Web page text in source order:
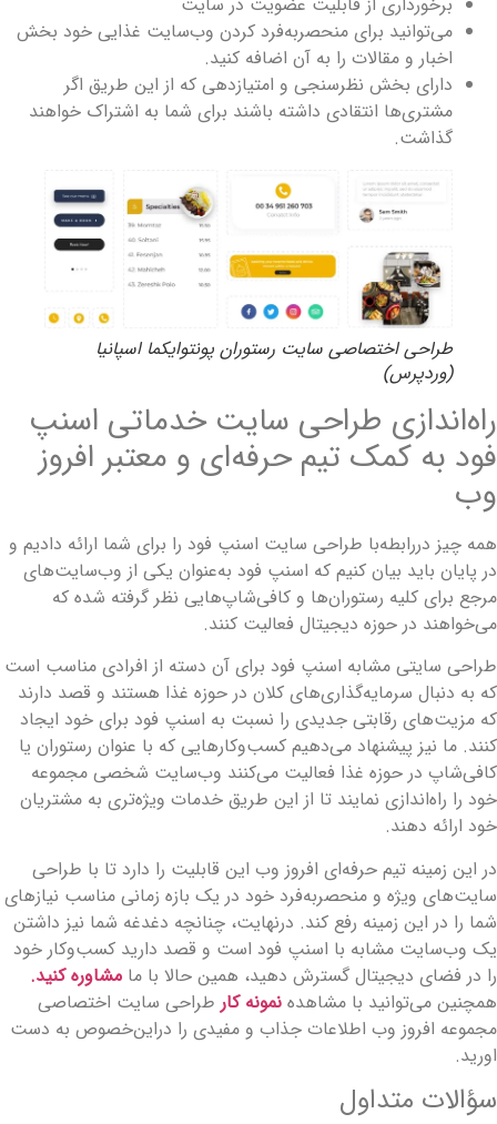
می‌توانید برای منحصربه‌فرد کردن وب‌سایت غذایی خود بخش
اخبار و مقالات را به آن اضافه کنید.
دارای بخش نظرسنجی و امتیازدهی که از این طریق اگر
مشتری‌ها انتقادی داشته باشند برای شما به اشتراک خواهند
گذاشت.
طراحی اختصاصی سایت رستوران پونتوایکما اسپانیا
(وردپرس)
راه‌اندازی طراحی سایت خدماتی اسنپ
فود به کمک تیم حرفه‌ای و معتبر افروز
وب
همه چیز دررابطه‌با طراحی سایت اسنپ فود را برای شما ارائه دادیم و
در پایان باید بیان کنیم که اسنپ فود به‌عنوان یکی از وب‌سایت‌های
مرجع برای کلیه رستوران‌ها و کافی‌شاپ‌هایی نظر گرفته شده که
می‌خواهند در حوزه دیجیتال فعالیت کنند.
طراحی سایتی مشابه اسنپ فود برای آن دسته از افرادی مناسب است
که به دنبال سرمایه‌گذاری‌های کلان در حوزه غذا هستند و قصد دارند
که مزیت‌های رقابتی جدیدی را نسبت به اسنپ فود برای خود ایجاد
کنند. ما نیز پیشنهاد می‌دهیم کسب‌وکارهایی که با عنوان رستوران یا
کافی‌شاپ در حوزه غذا فعالیت می‌کنند وب‌سایت شخصی مجموعه
خود را راه‌اندازی نمایند تا از این طریق خدمات ویژه‌تری به مشتریان
خود ارائه دهند.
در این زمینه تیم حرفه‌ای افروز وب این قابلیت را دارد تا با طراحی
سایت‌های ویژه و منحصربه‌فرد خود در یک بازه زمانی مناسب نیازهای
شما را در این زمینه رفع کند. درنهایت، چنانچه دغدغه شما نیز داشتن
یک وب‌سایت مشابه با اسنپ فود است و قصد دارید کسب‌وکار خود
را در فضای دیجیتال گسترش دهید، همین حالا با ما مشاوره کنید.
همچنین می‌توانید با مشاهده نمونه کار طراحی سایت اختصاصی
مجموعه افروز وب اطلاعات جذاب و مفیدی را دراین‌خصوص به دست
اورید.
سؤالات متداول